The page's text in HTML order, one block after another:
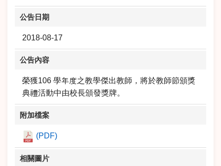
公告日期
2018-08-17
公告內容
榮獲106 學年度之教學傑出教師，將於教師節頒獎
典禮活動中由校長頒發獎牌。
附加檔案
(PDF)
相關圖片